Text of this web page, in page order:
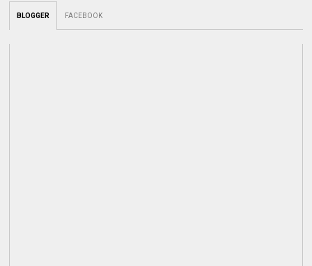
BLOGGER FACEBOOK